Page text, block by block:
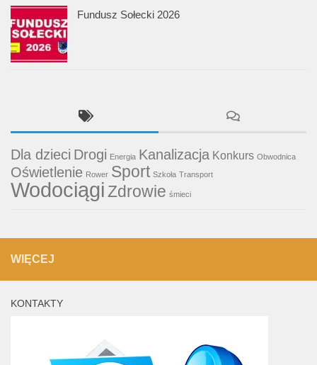
Fundusz Sołecki 2026
Dla dzieci Drogi Energia Kanalizacja Konkurs Obwodnica
Oświetlenie Rower Sport Szkoła Transport
WodociągiZdrowie śmieci
WIĘCEJ
KONTAKTY